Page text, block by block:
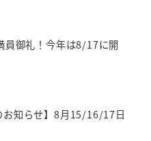
員御礼！今年は8/17に開
お知らせ】8月15/16/17日